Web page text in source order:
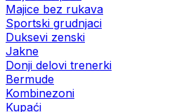
Majice bez rukava
Sportski grudnjaci
Duksevi zenski
Jakne
Donji delovi trenerki
Bermude
Kombinezoni
Kupaći